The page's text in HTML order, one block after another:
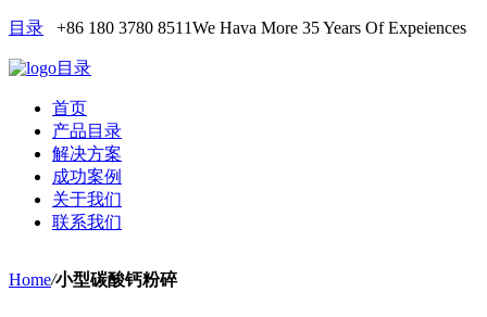
目录 +86 180 3780 8511We Hava More 35 Years Of Expeiences
目录
首页
产品目录
解决方案
成功案例
关于我们
联系我们
Home/小型碳酸钙粉碎